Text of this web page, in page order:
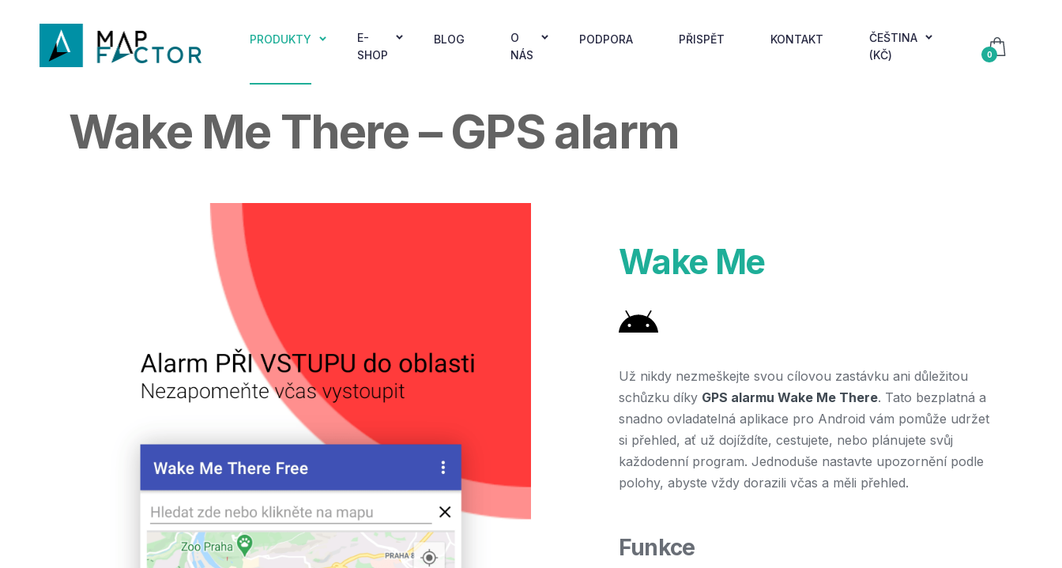
PRODUKTY
E-
SHOP
BLOG
O
NÁS
PODPORA PŘISPĚT KONTAKT
ČEŠTINA
(KČ)
0
Wake Me There – GPS alarm
Wake Me
Už nikdy nezmeškejte svou cílovou zastávku ani důležitou
schůzku díky GPS alarmu Wake Me There. Tato bezplatná a
snadno ovladatelná aplikace pro Android vám pomůže udržet
si přehled, ať už dojíždíte, cestujete, nebo plánujete svůj
každodenní program. Jednoduše nastavte upozornění podle
polohy, abyste vždy dorazili včas a měli přehled.
Funkce